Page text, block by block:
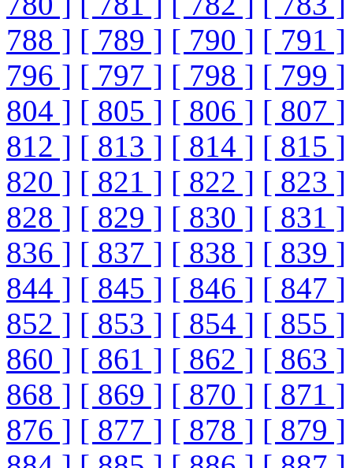
788 ] [ 789 ] [ 790 ] [ 791 ]
796 ] [ 797 ] [ 798 ] [ 799 ]
804 ] [ 805 ] [ 806 ] [ 807 ]
812 ] [ 813 ] [ 814 ] [ 815 ]
820 ] [ 821 ] [ 822 ] [ 823 ]
828 ] [ 829 ] [ 830 ] [ 831 ]
836 ] [ 837 ] [ 838 ] [ 839 ]
844 ] [ 845 ] [ 846 ] [ 847 ]
852 ] [ 853 ] [ 854 ] [ 855 ]
860 ] [ 861 ] [ 862 ] [ 863 ]
868 ] [ 869 ] [ 870 ] [ 871 ]
876 ] [ 877 ] [ 878 ] [ 879 ]